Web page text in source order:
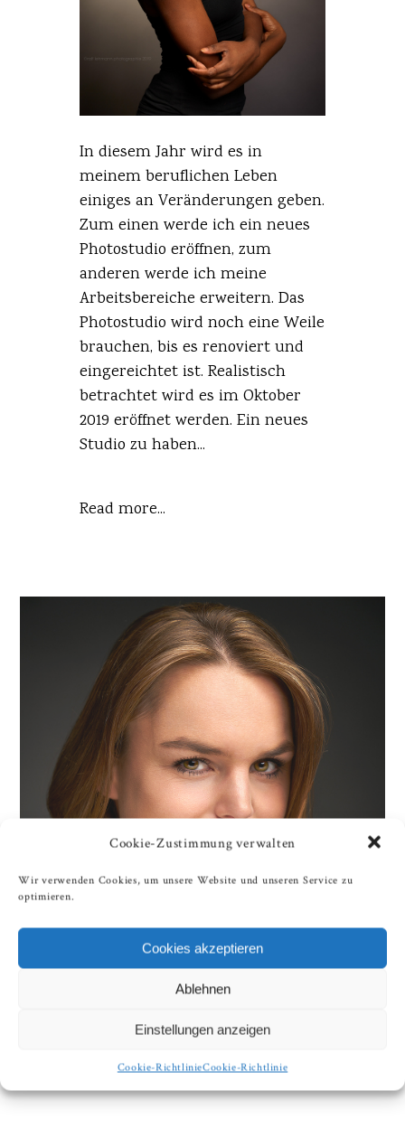
Cookie-Zustimmung verwalten
Wir verwenden Cookies, um unsere Website und unseren Service zu
optimieren.
Cookies akzeptieren
Ablehnen
Einstellungen anzeigen
Cookie-RichtlinieCookie-Richtlinie
In diesem Jahr wird es in
meinem beruflichen Leben
einiges an Veränderungen geben.
Zum einen werde ich ein neues
Photostudio eröffnen, zum
anderen werde ich meine
Arbeitsbereiche erweitern. Das
Photostudio wird noch eine Weile
brauchen, bis es renoviert und
eingereichtet ist. Realistisch
betrachtet wird es im Oktober
2019 eröffnet werden. Ein neues
Studio zu haben...
Read more...